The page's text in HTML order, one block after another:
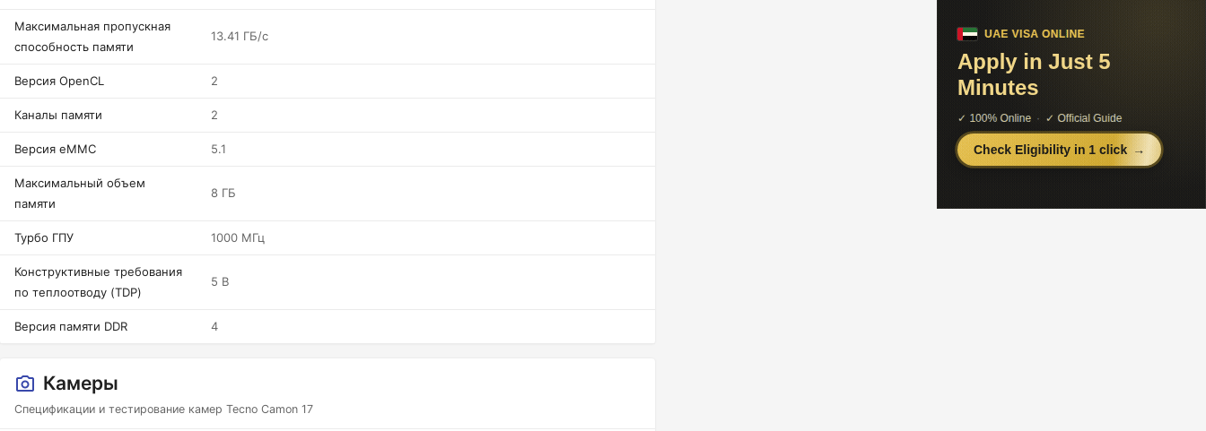
Максимальная пропускная
способность памяти
13.41 ГБ/с
Версия OpenCL 2
Каналы памяти 2
Версия eMMC 5.1
Максимальный объем
памяти
8 ГБ
Турбо ГПУ 1000 МГц
Конструктивные требования
по теплоотводу (TDP)
5 В
Версия памяти DDR 4
Камеры
Спецификации и тестирование камер Tecno Camon 17